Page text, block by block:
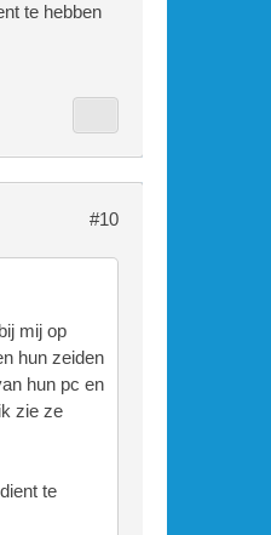
te hebben
#10
mij op
hun zeiden
hun pc en
zie ze
te